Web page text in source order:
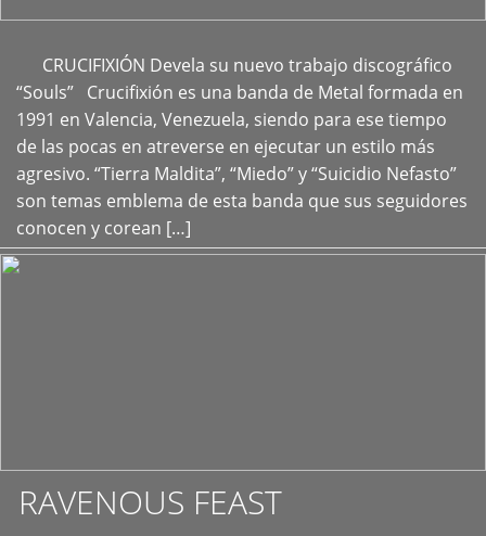
CRUCIFIXIÓN Devela su nuevo trabajo discográfico
“Souls” Crucifixión es una banda de Metal formada en
1991 en Valencia, Venezuela, siendo para ese tiempo
de las pocas en atreverse en ejecutar un estilo más
agresivo. “Tierra Maldita”, “Miedo” y “Suicidio Nefasto”
son temas emblema de esta banda que sus seguidores
conocen y corean […]
+
RAVENOUS FEAST